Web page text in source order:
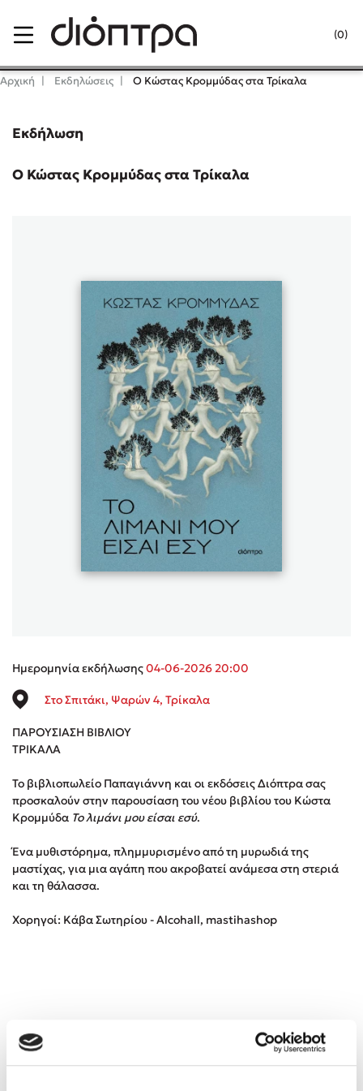
(0)
Κλείσιμο
Δημοφιλή Βιβλία
Lidia Branković
Χάρης Πολίτης
Καθρέφτης
Sebastian Fitzek
Playlist
Το λιμάνι μου είσαι εσύ
Ιωάννης Γλωσσόπουλος
Αρχική Εκδηλώσεις Ο Κώστας Κρομμύδας στα Τρίκαλα
Εκδήλωση
Ο Κώστας Κρομμύδας στα Τρίκαλα
Ημερομηνία εκδήλωσης04-06-2026 20:00
Στο Σπιτάκι, Ψαρών 4, Τρίκαλα
ΠΑΡΟΥΣΙΑΣΗ ΒΙΒΛΙΟΥ
ΤΡΙΚΑΛΑ
Το βιβλιοπωλείο Παπαγιάννη και οι εκδόσεις Διόπτρα σας
προσκαλούν στην παρουσίαση του νέου βιβλίου του Κώστα
Κρομμύδα Το λιμάνι μου είσαι εσύ.
Ένα μυθιστόρημα, πλημμυρισμένο από τη μυρωδιά της
μαστίχας, για μια αγάπη που ακροβατεί ανάμεσα στη στεριά
και τη θάλασσα.
Χορηγοί: Κάβα Σωτηρίου - Alcohall, mastihashop